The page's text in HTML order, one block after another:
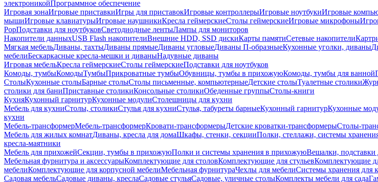
электроникойПрограммное обеспечение
Игровая зонаИгровые приставкиИгры для приставокИгровые контроллерыИгровые ноутбукиИгровые
мышиИгровые клавиатурыИгровые наушникиКресла геймерскиеСтолы геймерскиеИгровые микрофоны
PopПодставки для ноутбуковСветодиодные лентыЛампы для мониторов
Накопители данныхUSB Flash накопителиВнешние HDD, SSD дискиКарты памятиСетевые накопители
Мягкая мебельДиваны, тахтыДиваны прямыеДиваны угловыеДиваны П-образныеКухонные уголки, диваны
мебелиБескаркасные кресла-мешки и диваныНадувные диваны
Игровая мебельКресла геймерскиеСтолы геймерскиеПодставки для ноутбуков
Комоды, тумбыКомодыТумбыПрикроватные тумбыОбувницы, тумбы в прихожуюКомоды, тумбы для ванной
СтолыКухонные столыБарные столыСтолы письменные, компьютерныеДетские столыТуалетные столики
столики для баниПриставные столикиКонсольные столикиОбеденные группыСтолы-книги
КухняКухонный гарнитурКухонные модулиСтолешницы для кухни
Мебель для кухниСтолы, столикиСтулья для кухниСтулья, табуреты барныеКухонный гарнитурКухонные
кухни
Мебель-трансформерМебель-трансформерКровати-трансформерыДетские кроватки-трансформерыСтолы-
Мебель для жилых комнатДиваны, кресла для домаШкафы, стенки, секцииПолки, стеллажи, системы
кресла-маятники
Мебель для прихожейСекции, тумбы в прихожуюПолки и системы хранения в прихожуюВешалки, подставки
Мебельная фурнитура и аксессуарыКомплектующие для столовКомплектующие для стульевКомплектующие
мебелиКомплектующие для корпусной мебелиМебельная фурнитураЧехлы для мебелиСистемы хранения для
Садовая мебельСадовые диваны, креслаСадовые стульяСадовые, уличные столыКомплекты мебели для сада